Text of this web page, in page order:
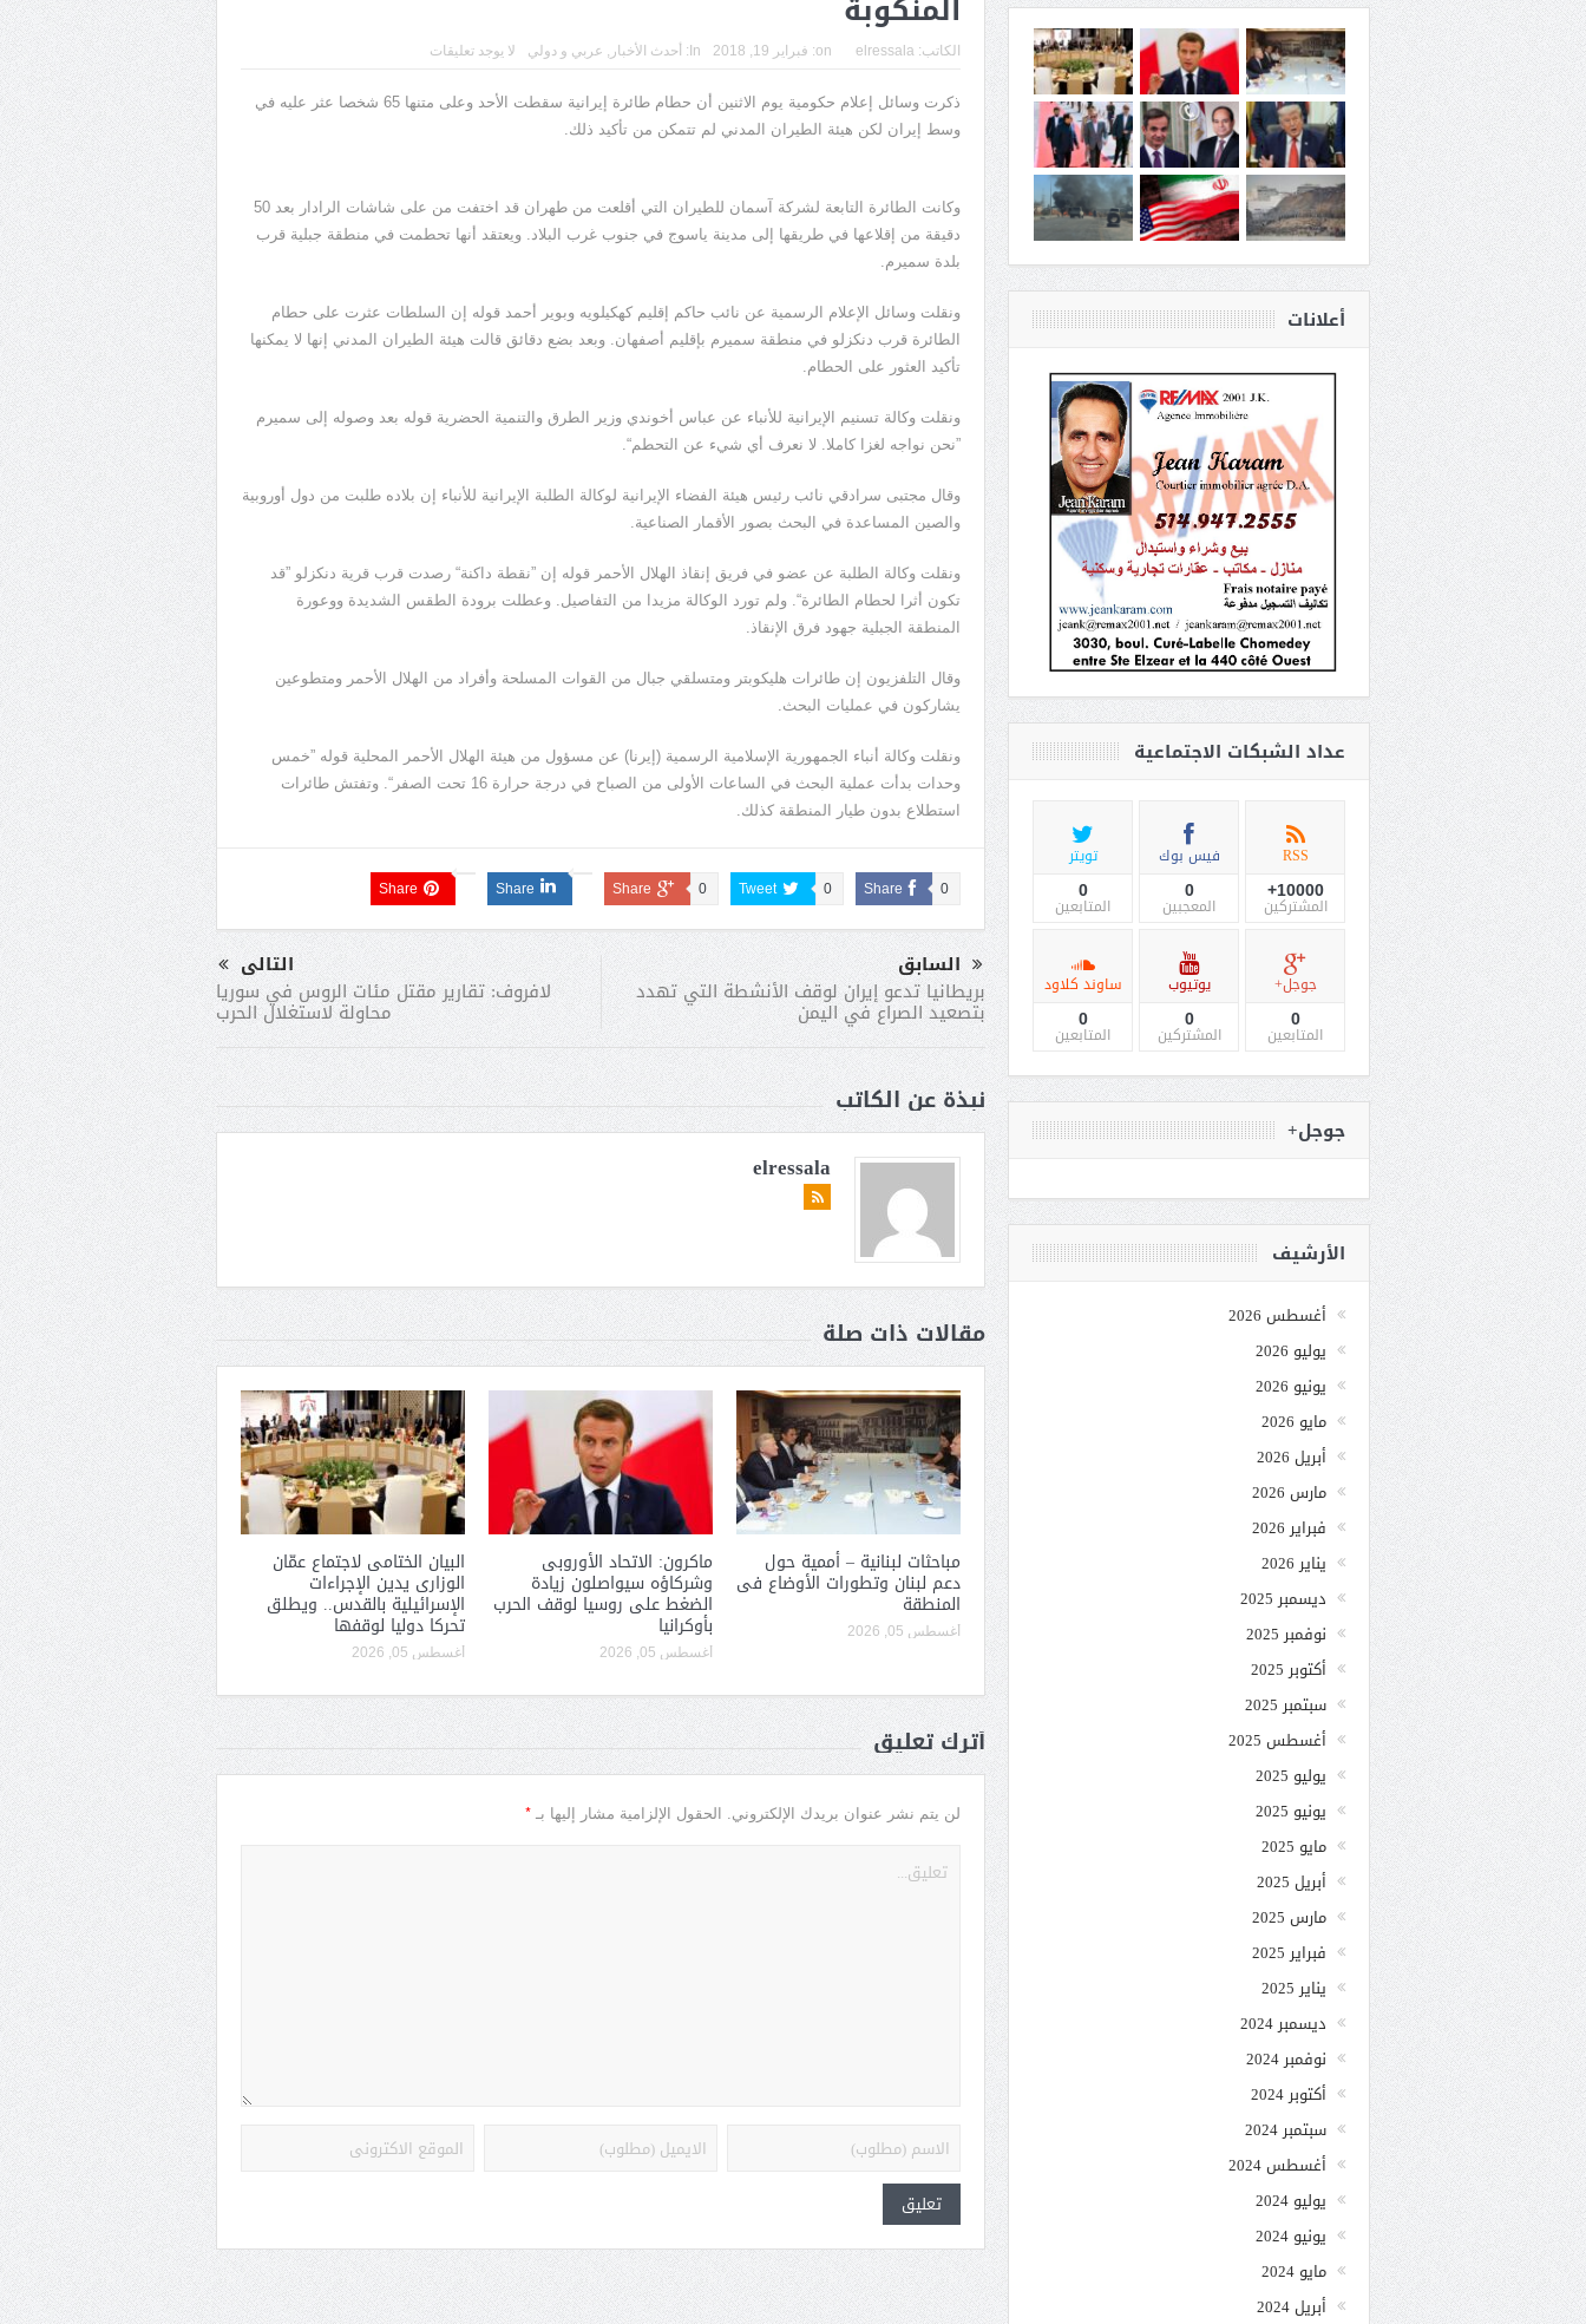
الكاتب: elressala
on: فبراير 19, 2018 In: أحدث الأخبار عربي و دولي لا يوجد تعليقات
ذكرت وسائل إعلام حكومية يوم الاثنين أن حطام طائرة إيرانية سقطت الأحد وعلى متنها 65 شخصا عثر عليه في
وسط إيران لكن هيئة الطيران المدني لم تتمكن من تأكيد ذلك.
وكانت الطائرة التابعة لشركة آسمان للطيران التي أقلعت من طهران قد اختفت من على شاشات الرادار بعد 50
دقيقة من إقلاعها في طريقها إلى مدينة ياسوج في جنوب غرب البلاد. ويعتقد أنها تحطمت في منطقة جبلية قرب
بلدة سميرم.
ونقلت وسائل الإعلام الرسمية عن نائب حاكم إقليم كهكیلویه وبویر أحمد قوله إن السلطات عثرت على حطام
الطائرة قرب دنكزلو في منطقة سميرم بإقليم أصفهان. وبعد بضع دقائق قالت هيئة الطيران المدني إنها لا يمكنها
تأكيد العثور على الحطام.
ونقلت وكالة تسنيم الإيرانية للأنباء عن عباس أخوندي وزير الطرق والتنمية الحضرية قوله بعد وصوله إلى سميرم
”نحن نواجه لغزا كاملا. لا نعرف أي شيء عن التحطم“.
وقال مجتبى سرادقي نائب رئيس هيئة الفضاء الإيرانية لوكالة الطلبة الإيرانية للأنباء إن بلاده طلبت من دول أوروبية
والصين المساعدة في البحث بصور الأقمار الصناعية.
ونقلت وكالة الطلبة عن عضو في فريق إنقاذ الهلال الأحمر قوله إن ”نقطة داكنة“ رصدت قرب قرية دنكزلو ”قد
تكون أثرا لحطام الطائرة“. ولم تورد الوكالة مزيدا من التفاصيل. وعطلت برودة الطقس الشديدة ووعورة
المنطقة الجبلية جهود فرق الإنقاذ.
وقال التلفزيون إن طائرات هليكوبتر ومتسلقي جبال من القوات المسلحة وأفراد من الهلال الأحمر ومتطوعين
يشاركون في عمليات البحث.
ونقلت وكالة أنباء الجمهورية الإسلامية الرسمية (إيرنا) عن مسؤول من هيئة الهلال الأحمر المحلية قوله ”خمس
وحدات بدأت عملية البحث في الساعات الأولى من الصباح في درجة حرارة 16 تحت الصفر“. وتفتش طائرات
استطلاع بدون طيار المنطقة كذلك.
Share 0
Tweet 0
Share 0
Share
Share
السابق
بريطانيا تدعو إيران لوقف الأنشطة التي تهدد
بتصعيد الصراع في اليمن
التالى
لافروف: تقارير مقتل مئات الروس في سوريا
محاولة لاستغلال الحرب
نبذة عن الكاتب
elressala
مقالات ذات صلة
مباحثات لبنانية – أممية حول
دعم لبنان وتطورات الأوضاع فى
المنطقة
أغسطس 05, 2026
ماكرون: الاتحاد الأوروبى
وشركاؤه سيواصلون زيادة
الضغط على روسيا لوقف الحرب
بأوكرانيا
أغسطس 05, 2026
البيان الختامى لاجتماع عمّان
الوزارى يدين الإجراءات
الإسرائيلية بالقدس.. ويطلق
تحركا دوليا لوقفها
أغسطس 05, 2026
أترك تعليق
لن يتم نشر عنوان بريدك الإلكتروني. الحقول الإلزامية مشار إليها بـ *
أعلانات
عداد الشبكات الاجتماعية
RSS
10000+
المشتركين
فيس بوك
0
المعجبين
تويتر
0
المتابعين
جوجل+
0
المتابعين
يوتيوب
0
المشتركين
ساوند كلاود
0
المتابعين
جوجل+
الأرشيف
أغسطس 2026
يوليو 2026
يونيو 2026
مايو 2026
أبريل 2026
مارس 2026
فبراير 2026
يناير 2026
ديسمبر 2025
نوفمبر 2025
أكتوبر 2025
سبتمبر 2025
أغسطس 2025
يوليو 2025
يونيو 2025
مايو 2025
أبريل 2025
مارس 2025
فبراير 2025
يناير 2025
ديسمبر 2024
نوفمبر 2024
أكتوبر 2024
سبتمبر 2024
أغسطس 2024
يوليو 2024
يونيو 2024
مايو 2024
أبريل 2024